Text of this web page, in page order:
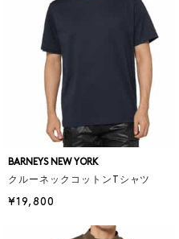
BARNEYS NEW YORK
クルーネックコットンTシャツ
¥19,800